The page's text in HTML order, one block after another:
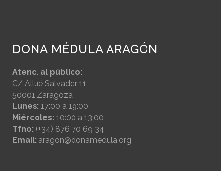
DONA MÉDULA ARAGÓN
Atenc. al público:
C/ Allué Salvador 11
50001 Zaragoza
Lunes: 17:00 a 19:00
Miércoles: 10:00 a 13:00
Tfno: (+34) 876 70 69 34
Email: aragon@donamedula.org